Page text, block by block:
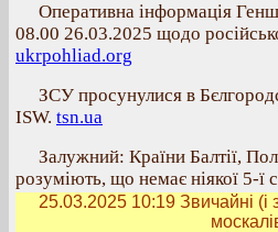
Оперативна інформація
08.00 26.03.2025 щодо
ukrpohliad.org
ЗСУ просунулися в
ISW. tsn.ua
Залужний: Країни Балтії,
розуміють, що немає ніякої 5-ї
25.03.2025 10:19 Звичайні (і